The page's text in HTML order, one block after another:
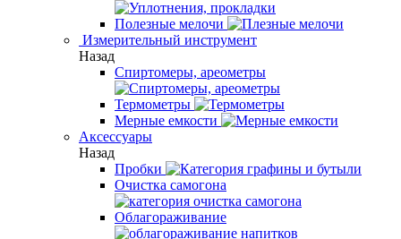
Полезные мелочи
Измерительный инструмент
Назад
Спиртомеры, ареометры
Термометры
Мерные емкости
Аксессуары
Назад
Пробки
Очистка самогона
Облагораживание